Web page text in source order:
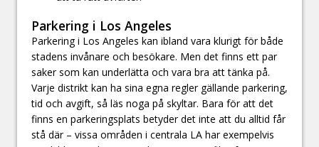
Parkering i Los Angeles
Parkering i Los Angeles kan ibland vara klurigt för både
stadens invånare och besökare. Men det finns ett par
saker som kan underlätta och vara bra att tänka på.
Varje distrikt kan ha sina egna regler gällande parkering,
tid och avgift, så läs noga på skyltar. Bara för att det
finns en parkeringsplats betyder det inte att du alltid får
stå där – vissa områden i centrala LA har exempelvis